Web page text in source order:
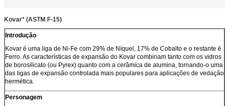
Kovar* (ASTM F-15)
Introdução
Kovar é uma liga de Ni-Fe com 29% de Níquel, 17% de Cobalto e o restante é
Ferro. As características de expansão do Kovar combinam tanto com os vidros
de borosilicato (ou Pyrex) quanto com a cerâmica de alumina, tornando-o uma
das ligas de expansão controlada mais populares para aplicações de vedação
hermética.
Personagem